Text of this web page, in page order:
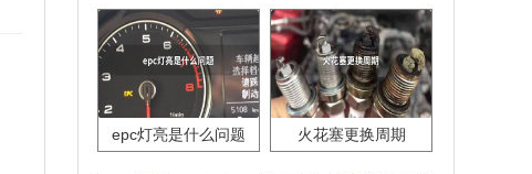
epc灯亮是什么问题 火花塞更换周期